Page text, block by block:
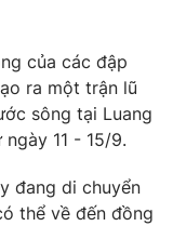
số 483/GP-BTTTT
Quốc Thắng,
932
của các đập
ra một trận lũ
sông tại Luang
11 - 15/9.
đang di chuyển
thể về đến đồng